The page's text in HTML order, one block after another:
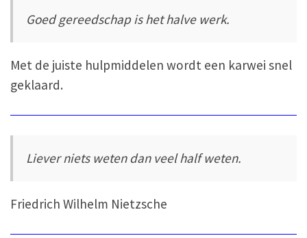
Goed gereedschap is het halve werk.
Met de juiste hulpmiddelen wordt een karwei snel
geklaard.
Liever niets weten dan veel half weten.
Friedrich Wilhelm Nietzsche